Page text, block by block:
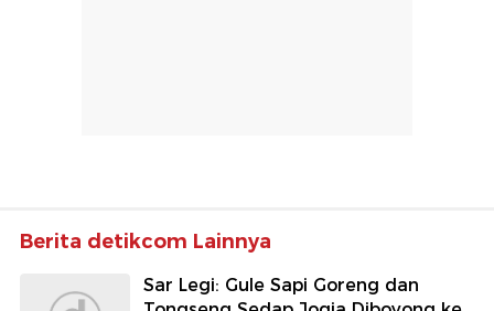
Berita detikcom Lainnya
Sar Legi: Gule Sapi Goreng dan